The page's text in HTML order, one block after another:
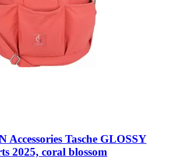
Accessories Tasche GLOSSY
2025, coral blossom